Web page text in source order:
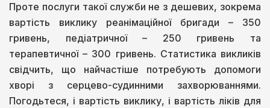
Проте послуги такої служби не з дешевих, зокрема
вартість виклику реанімаційної бригади – 350
гривень, педіатричної – 250 гривень та
терапевтичної – 300 гривень. Статистика викликів
свідчить, що найчастіше потребують допомоги
хворі з серцево-судинними захворюваннями.
Погодьтеся, і вартість виклику, і вартість ліків для